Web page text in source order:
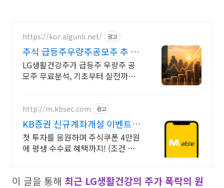
https://kor.algunli.net/ 광고
주식 급등주우량주공모주 추 종
목전망, 분석자료 제공
LG생활건강주가 급등주 우량주 공
모주 무료분석, 기초부터 실전까지
이합니다
http://m.kbsec.com 광고
KB증권 신규계좌개설 이벤트
국내주식쿠폰 최대 5만원
첫 투자를 응원하며 주식쿠폰 4만원
에 평생 수수료 혜택까지! (조건 충
이 글을 통해 최근 LG생활건강의 주가 폭락의 원